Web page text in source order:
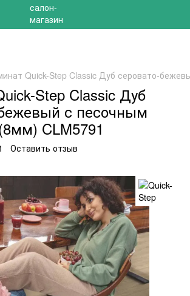
Quick-Step Classic Дуб серовато-
Step Classic Дуб
с песочным
CLM5791
Оставить отзыв